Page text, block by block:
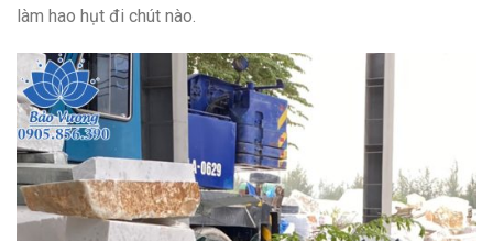
làm hao hụt đi chút nào.